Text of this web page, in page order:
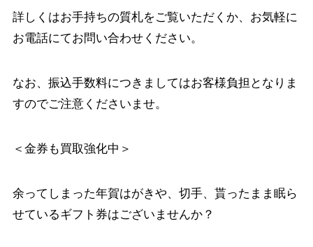
詳しくはお手持ちの質札をご覧いただくか、お気軽に
お電話にてお問い合わせください。
なお、振込手数料につきましてはお客様負担となりま
すのでご注意くださいませ。
＜金券も買取強化中＞
余ってしまった年賀はがきや、切手、貰ったまま眠ら
せているギフト券はございませんか？